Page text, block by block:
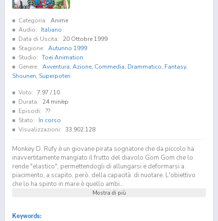
Categoria: Anime
Audio:
Italiano
Data di Uscita:
20 Ottobre 1999
Stagione: Autunno 1999
Studio: Toei Animation
Genere: Avventura, Azione, Commedia, Drammatico, Fantasy,
Shounen, Superpoteri
Voto: 7.97 / 10
Durata:
24 min/ep
Episodi: ??
Stato:
In corso
Visualizzazioni: 33.902.128
Monkey D. Rufy è un giovane pirata sognatore che da piccolo ha
inavvertitamente mangiato il frutto del diavolo Gom Gom che lo
rende "elastico", permettendogli di allungarsi e deformarsi a
piacimento, a scapito, però, della capacità di nuotare. L'obiettivo
che lo ha spinto in mare è quello ambi...
Mostra di più
Keywords: